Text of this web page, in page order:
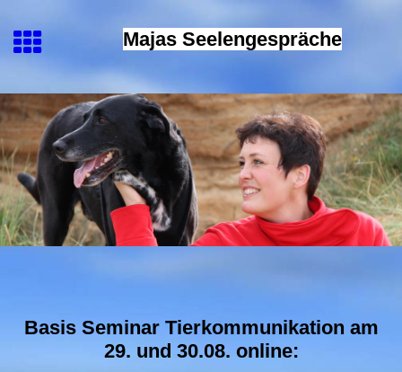
Majas Seelengespräche
Basis Seminar Tierkommunikation am
29. und 30.08. online: